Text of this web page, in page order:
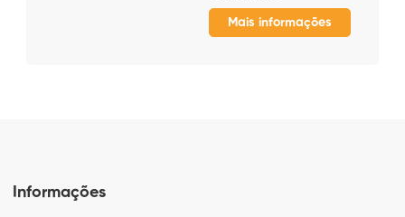
Mais informações
Informações